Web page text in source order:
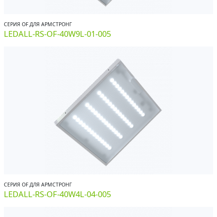
СЕРИЯ OF ДЛЯ АРМСТРОНГ
LEDALL-RS-OF-40W9L-01-005
СЕРИЯ OF ДЛЯ АРМСТРОНГ
LEDALL-RS-OF-40W4L-04-005